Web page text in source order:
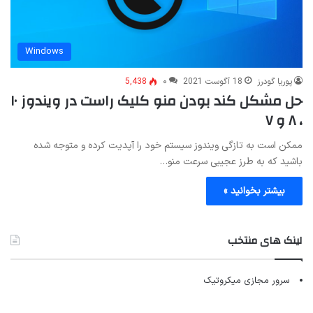
Windows
پوریا گودرز 18 آگوست 2021 ۰ 5,438
حل مشکل کند بودن منو کلیک راست در ویندوز ۱۰
، ۸ و ۷
ممکن است به تازگی ویندوز سیستم خود را آپدیت کرده‌ و متوجه شده
باشید که به طرز عجیبی سرعت منو…
بیشتر بخوانید »
لینک های منتخب
سرور مجازی میکروتیک